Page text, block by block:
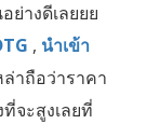
ย่างดีเลยยย
, นำเข้า
ล่าถือว่าราคา
จะสูงเลยที่